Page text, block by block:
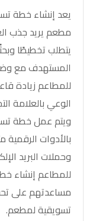
يعد إنشاء خطة
مطعم يريد جذب
يتطلب تخطيطًا
المستهدف مع وضع
للمطاعم زيادة
الوعي بالعلامة
ويتم عمل خطة
بالأدوات الرقمية
وحملات البريد
للمطاعم إنشاء
مساعدتهم على
تسويقية لمطعم.